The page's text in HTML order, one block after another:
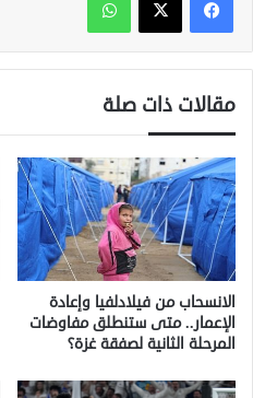
مقالات ذات صلة
الانسحاب من فيلادلفيا وإعادة
الإعمار.. متى ستنطلق مفاوضات
المرحلة الثانية لصفقة غزة؟